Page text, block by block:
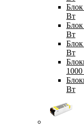
Вт
Вт
Вт
Вт